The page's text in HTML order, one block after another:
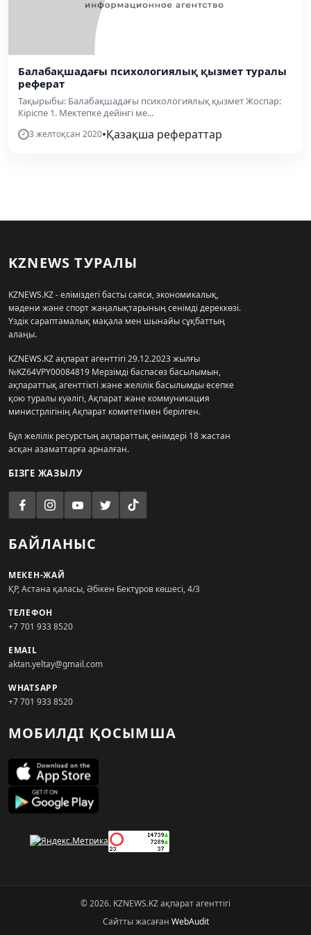
Балабақшадағы психологиялық қызмет туралы
реферат
Тақырыбы: Балабақшадағы психологиялық қызмет Жоспар:
Кіріспе 1. Мектепке дейінгі ме...
3 желтоқсан 2020•Қазақша рефераттар
KZNEWS ТУРАЛЫ
KZNEWS.KZ - еліміздегі басты саяси, экономикалық,
мәдени және спорт жаңалықтарының сенімді дереккөзі.
Үздік сараптамалық мақала мен шынайы сұқбаттың
алаңы.
KZNEWS.KZ ақпарат агенттігі 29.12.2023 жылғы
№KZ64VPY00084819 Мерзімді баспасөз басылымын,
ақпараттық агенттікті және желілік басылымды есепке
қою туралы куәлігі, Ақпарат және коммуникация
министрлігінің Ақпарат комитетімен берілген.
Бұл желілік ресурстың ақпараттық өнімдері 18 жастан
асқан азаматтарға арналған.
БІЗГЕ ЖАЗЫЛУ
БАЙЛАНЫС
МЕКЕН-ЖАЙ
ҚР, Астана қаласы, Әбікен Бектұров көшесі, 4/3
ТЕЛЕФОН
+7 701 933 8520
EMAIL
aktan.yeltay@gmail.com
WHATSAPP
+7 701 933 8520
МОБИЛДІ ҚОСЫМША
© 2026. KZNEWS.KZ ақпарат агенттігі
Сайтты жасаған WebAudit